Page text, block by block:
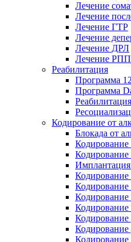
Лечение
Лечение
Лечение ГТР
Лечение
Лечение ДРЛ
Лечение РПП
Реабилитация
Программа
Программа
Кодирование от
Блокада от
Кодирование
Кодирование